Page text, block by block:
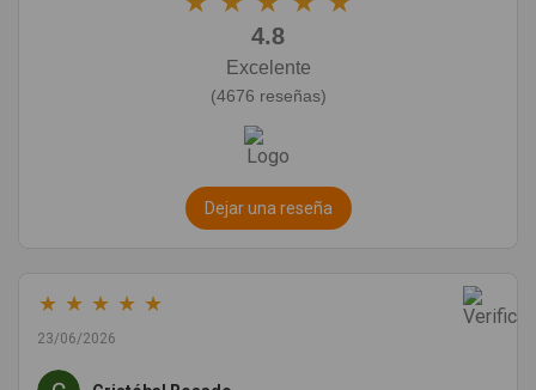
4.8
Excelente
(4676 reseñas)
Dejar una reseña
★ ★ ★ ★ ★
23/06/2026